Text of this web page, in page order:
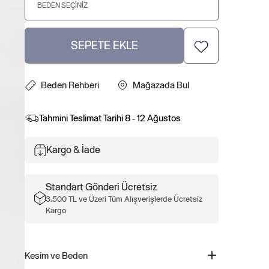
BEDEN SEÇINIZ
SEPETE EKLE
Beden Rehberi Mağazada Bul
Tahmini Teslimat Tarihi8 - 12 Ağustos
Kargo & İade
Standart Gönderi Ücretsiz
3.500 TL ve Üzeri Tüm Alışverişlerde Ücretsiz
Kargo
Kesim ve Beden